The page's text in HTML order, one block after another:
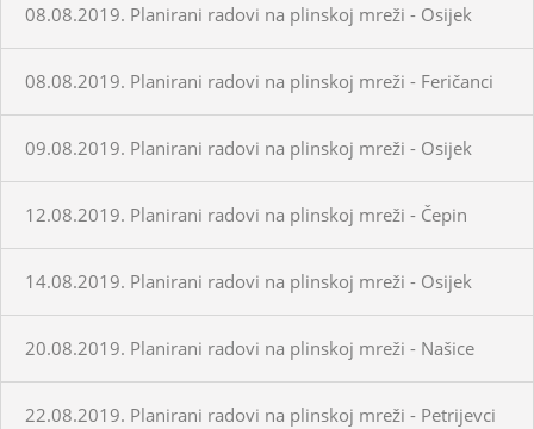
08.08.2019. Planirani radovi na plinskoj mreži - Osijek
08.08.2019. Planirani radovi na plinskoj mreži - Feričanci
09.08.2019. Planirani radovi na plinskoj mreži - Osijek
12.08.2019. Planirani radovi na plinskoj mreži - Čepin
14.08.2019. Planirani radovi na plinskoj mreži - Osijek
20.08.2019. Planirani radovi na plinskoj mreži - Našice
22.08.2019. Planirani radovi na plinskoj mreži - Petrijevci